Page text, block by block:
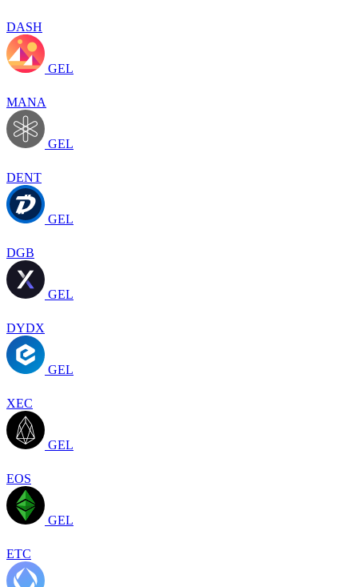
DASH
GEL
MANA
GEL
DENT
GEL
DGB
GEL
DYDX
GEL
XEC
GEL
EOS
GEL
ETC